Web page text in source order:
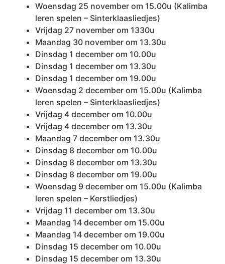
Woensdag 25 november om 15.00u (Kalimba
leren spelen – Sinterklaasliedjes)
Vrijdag 27 november om 1330u
Maandag 30 november om 13.30u
Dinsdag 1 december om 10.00u
Dinsdag 1 december om 13.30u
Dinsdag 1 december om 19.00u
Woensdag 2 december om 15.00u (Kalimba
leren spelen – Sinterklaasliedjes)
Vrijdag 4 december om 10.00u
Vrijdag 4 december om 13.30u
Maandag 7 december om 13.30u
Dinsdag 8 december om 10.00u
Dinsdag 8 december om 13.30u
Dinsdag 8 december om 19.00u
Woensdag 9 december om 15.00u (Kalimba
leren spelen – Kerstliedjes)
Vrijdag 11 december om 13.30u
Maandag 14 december om 15.00u
Maandag 14 december om 19.00u
Dinsdag 15 december om 10.00u
Dinsdag 15 december om 13.30u